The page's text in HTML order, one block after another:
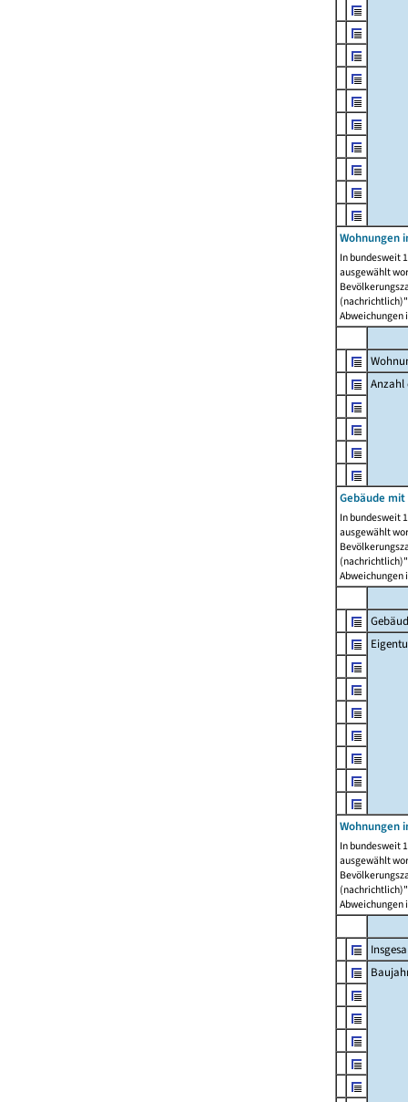
Wohnungen
In bundesweit
ausgewählt
Abweichungen
Anzahl
Gebäude
In bundesweit
ausgewählt
Abweichungen
Wohnungen
In bundesweit
ausgewählt
Abweichungen